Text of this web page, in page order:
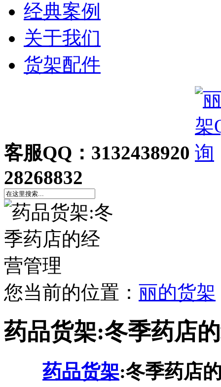
经典案例
关于我们
货架配件
客服QQ：3132438920
28268832
您当前的位置： 丽的货架
药品货架:冬季药店
药品货架:冬季药店